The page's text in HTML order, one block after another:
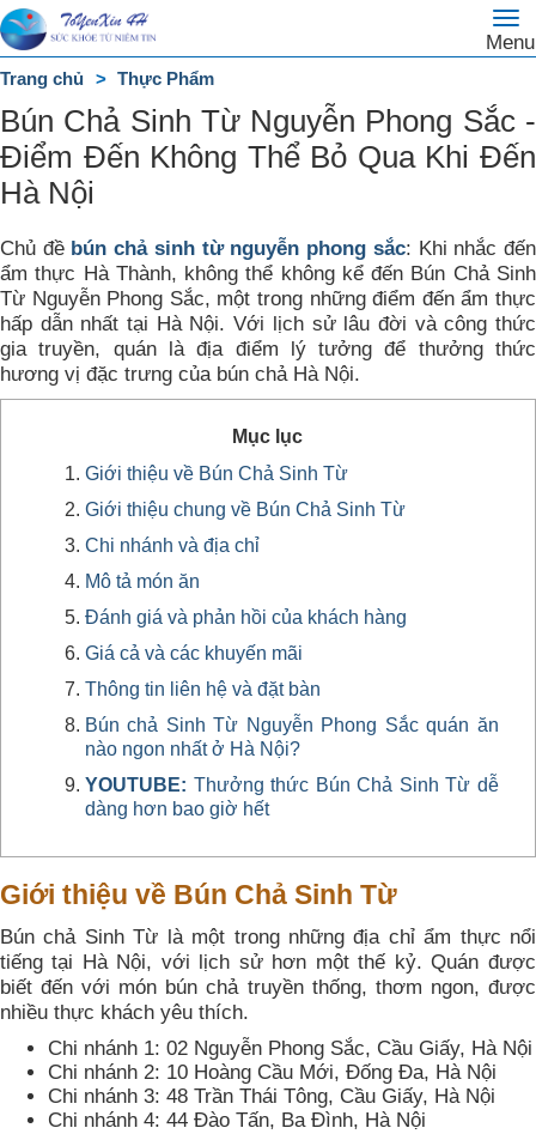
Menu
Trang
chủ
DANH
MỤC
Trang chủ Thực Phẩm
Bún Chả Sinh Từ Nguyễn Phong Sắc -
Điểm Đến Không Thể Bỏ Qua Khi Đến
Hà Nội
Chủ đề bún chả sinh từ nguyễn phong sắc: Khi nhắc đến
ẩm thực Hà Thành, không thể không kể đến Bún Chả Sinh
Từ Nguyễn Phong Sắc, một trong những điểm đến ẩm thực
hấp dẫn nhất tại Hà Nội. Với lịch sử lâu đời và công thức
gia truyền, quán là địa điểm lý tưởng để thưởng thức
hương vị đặc trưng của bún chả Hà Nội.
Mục lục
Giới thiệu về Bún Chả Sinh Từ
Giới thiệu chung về Bún Chả Sinh Từ
Chi nhánh và địa chỉ
Mô tả món ăn
Đánh giá và phản hồi của khách hàng
Giá cả và các khuyến mãi
Thông tin liên hệ và đặt bàn
Bún chả Sinh Từ Nguyễn Phong Sắc quán ăn
nào ngon nhất ở Hà Nội?
YOUTUBE: Thưởng thức Bún Chả Sinh Từ dễ
dàng hơn bao giờ hết
Giới thiệu về Bún Chả Sinh Từ
Bún chả Sinh Từ là một trong những địa chỉ ẩm thực nổi
tiếng tại Hà Nội, với lịch sử hơn một thế kỷ. Quán được
biết đến với món bún chả truyền thống, thơm ngon, được
nhiều thực khách yêu thích.
Chi nhánh 1: 02 Nguyễn Phong Sắc, Cầu Giấy, Hà Nội
Chi nhánh 2: 10 Hoàng Cầu Mới, Đống Đa, Hà Nội
Chi nhánh 3: 48 Trần Thái Tông, Cầu Giấy, Hà Nội
Chi nhánh 4: 44 Đào Tấn, Ba Đình, Hà Nội